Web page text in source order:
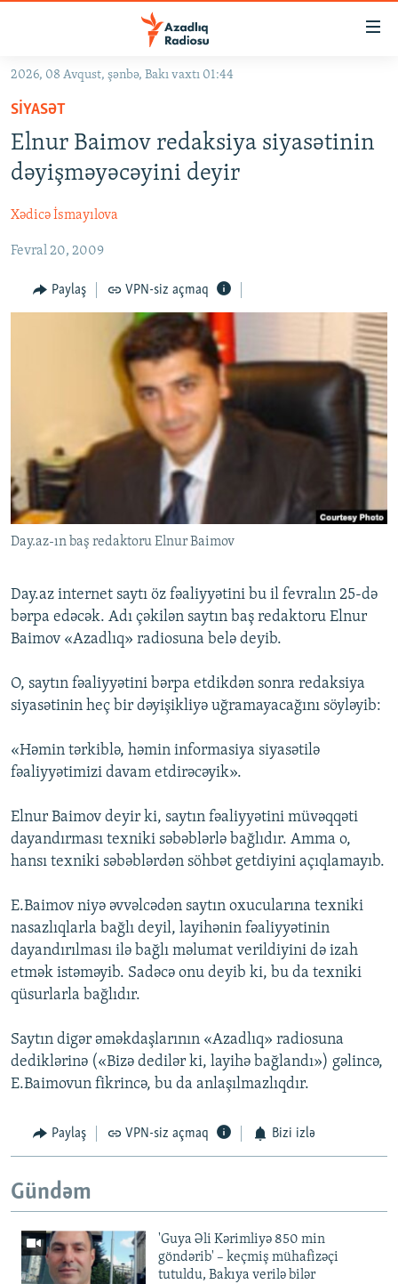
Əsas
qayıt
Əsas
naviqasiyaya
qayıt
Axtarışa
GÜNDƏM
#İZAHLA
KORRUPSIOMETR
#ƏSLINDƏ
FƏRQƏ BAX
QANUNI DOĞRU
ARAŞDIRMA
KARIKATURA
AZƏRBAYCAN ƏDƏBIYYATI KITABXANASI
İSLAM VƏ DEMOKRATIYA
İZ - MƏDƏNIYYƏT PROQRAMI
PEŞƏ ETIKASI VƏ JURNALISTIKA STANDARTLARIMIZ
MATERIALLARIMIZDAN ISTIFADƏ
AZADLIQRADIOSU MOBIL TELEFONUNUZDA
BIZIMLƏ ƏLAQƏ
RFE/RL-in bütün saytları
2026, 08 Avqust, şənbə, Bakı vaxtı 01:44
SIYASƏT
Elnur Baimov redaksiya siyasətinin
dəyişməyəcəyini deyir
Xədicə İsmayılova
Fevral 20, 2009
Paylaş VPN-siz açmaq
Day.az-ın baş redaktoru Elnur Baimov
Day.az internet saytı öz fəaliyyətini bu il fevralın 25-də
bərpa edəcək. Adı çəkilən saytın baş redaktoru Elnur
Baimov «Azadlıq» radiosuna belə deyib.
O, saytın fəaliyyətini bərpa etdikdən sonra redaksiya
siyasətinin heç bir dəyişikliyə uğramayacağını söyləyib:
«Həmin tərkiblə, həmin informasiya siyasətilə
fəaliyyətimizi davam etdirəcəyik».
Elnur Baimov deyir ki, saytın fəaliyyətini müvəqqəti
dayandırması texniki səbəblərlə bağlıdır. Amma o,
hansı texniki səbəblərdən söhbət getdiyini açıqlamayıb.
E.Baimov niyə əvvəlcədən saytın oxucularına texniki
nasazlıqlarla bağlı deyil, layihənin fəaliyyətinin
dayandırılması ilə bağlı məlumat verildiyini də izah
etmək istəməyib. Sadəcə onu deyib ki, bu da texniki
qüsurlarla bağlıdır.
Saytın digər əməkdaşlarının «Azadlıq» radiosuna
dediklərinə («Bizə dedilər ki, layihə bağlandı») gəlincə,
E.Baimovun fikrincə, bu da anlaşılmazlıqdır.
Paylaş VPN-siz açmaq Bizi izlə
Gündəm
'Guya Əli Kərimliyə 850 min
göndərib' – keçmiş mühafizəçi
tutuldu, Bakıya verilə bilər